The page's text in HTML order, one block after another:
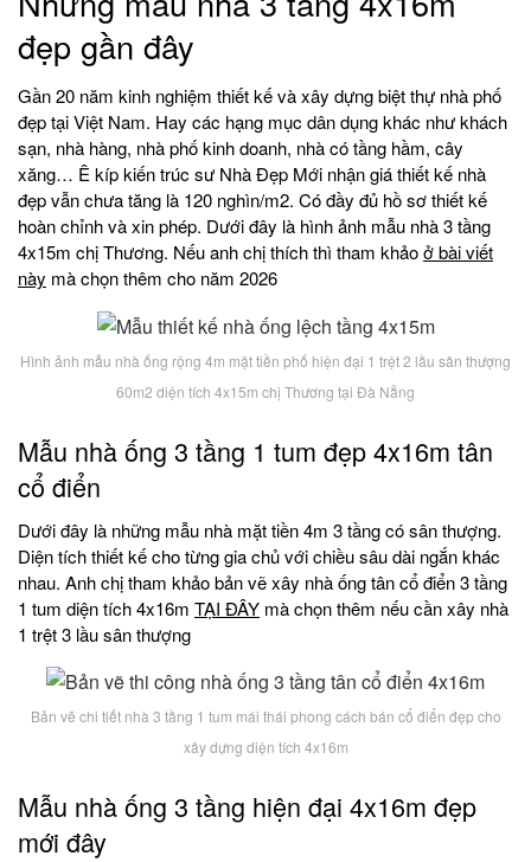
đẹp gần đây
Gần 20 năm kinh nghiệm thiết kế và xây dựng biệt thự nhà phố
đẹp tại Việt Nam. Hay các hạng mục dân dụng khác như khách
sạn, nhà hàng, nhà phố kinh doanh, nhà có tầng hầm, cây
xăng… Ê kíp kiến trúc sư Nhà Đẹp Mới nhận giá thiết kế nhà
đẹp vẫn chưa tăng là 120 nghìn/m2. Có đầy đủ hồ sơ thiết kế
hoàn chỉnh và xin phép. Dưới đây là hình ảnh mẫu nhà 3 tầng
4x15m chị Thương. Nếu anh chị thích thì tham khảoở bài viết
này mà chọn thêm cho năm 2026
Hình ảnh mẫu nhà ống rộng 4m mặt tiền phố hiện đại 1 trệt 2 lầu sân thượng
60m2 diện tích 4x15m chị Thương tại Đà Nẵng
Mẫu nhà ống 3 tầng 1 tum đẹp 4x16m tân
cổ điển
Dưới đây là những mẫu nhà mặt tiền 4m 3 tầng có sân thượng.
Diện tích thiết kế cho từng gia chủ với chiều sâu dài ngắn khác
nhau. Anh chị tham khảo bản vẽ xây nhà ống tân cổ điển 3 tầng
1 tum diện tích 4x16m TẠI ĐÂY mà chọn thêm nếu cần xây nhà
1 trệt 3 lầu sân thượng
Bản vẽ chi tiết nhà 3 tầng 1 tum mái thái phong cách bán cổ điển đẹp cho
xây dựng diện tích 4x16m
Mẫu nhà ống 3 tầng hiện đại 4x16m đẹp
mới đây